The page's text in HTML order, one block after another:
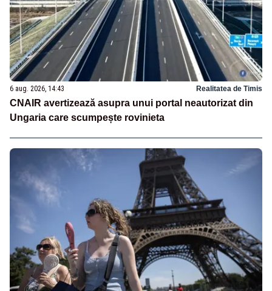
6 aug. 2026, 14:43 Realitatea de Timis
CNAIR avertizează asupra unui portal neautorizat din
Ungaria care scumpește rovinieta